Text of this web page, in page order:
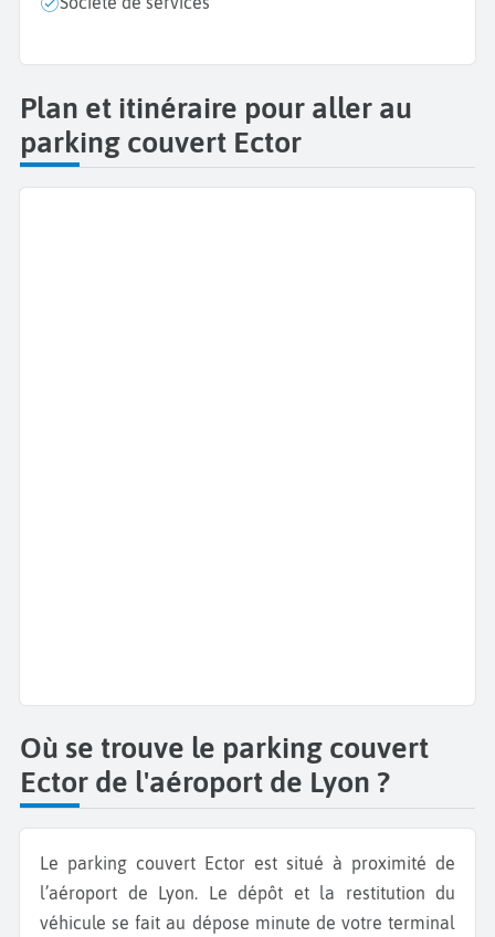
Plan et itinéraire pour aller au
parking couvert Ector
Où se trouve le parking couvert
Ector de l'aéroport de Lyon ?
Le parking couvert Ector est situé à proximité de
l’aéroport de Lyon. Le dépôt et la restitution du
véhicule se fait au dépose minute de votre terminal